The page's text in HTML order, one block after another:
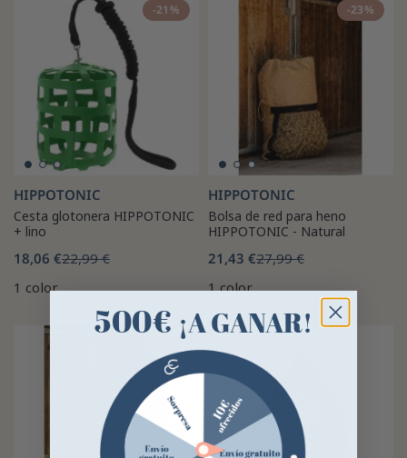
-21%
HIPPOTONIC
Cesta glotonera HIPPOTONIC
+ lino
18,06 €22,99 €
1 color
-23%
HIPPOTONIC
Bolsa de red para heno
HIPPOTONIC - Natural
21,43 €27,99 €
1 color
500€ ¡A GANAR!